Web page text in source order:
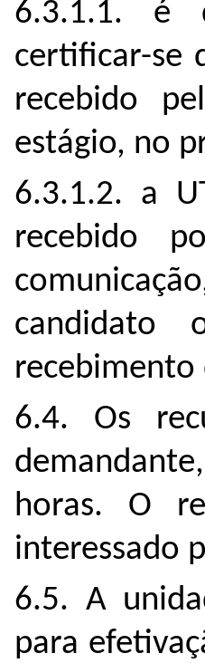
6.3.1.1. é
certificar-se
recebido
estágio, no
6.3.1.2. a
recebido
candidato
recebimento
6.4. Os
horas. O
interessado
6.5. A
para